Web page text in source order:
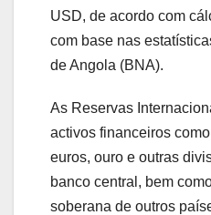
USD, de acordo com
com base nas
de Angola (BNA).
As Reservas
activos financeiros
euros, ouro e outras
banco central, bem
soberana de outros